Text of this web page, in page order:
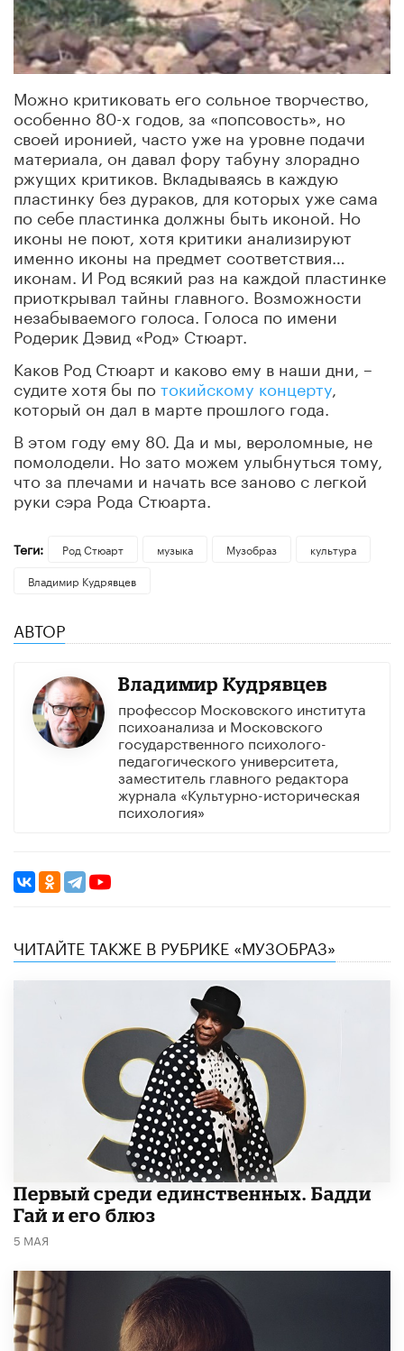
Можно критиковать его сольное творчество,
особенно 80-х годов, за «попсовость», но
своей иронией, часто уже на уровне подачи
материала, он давал фору табуну злорадно
ржущих критиков. Вкладываясь в каждую
пластинку без дураков, для которых уже сама
по себе пластинка должны быть иконой. Но
иконы не поют, хотя критики анализируют
именно иконы на предмет соответствия…
иконам. И Род всякий раз на каждой пластинке
приоткрывал тайны главного. Возможности
незабываемого голоса. Голоса по имени
Родерик Дэвид «Род» Стюарт.
Каков Род Стюарт и каково ему в наши дни, –
судите хотя бы потокийскому концерту
который он дал в марте прошлого года.
В этом году ему 80. Да и мы, вероломные, не
помолодели. Но зато можем улыбнуться тому,
что за плечами и начать все заново с легкой
руки сэра Рода Стюарта.
Теги: Род Стюарт музыка Музобраз
культура
Владимир Кудрявцев
АВТОР
Владимир Кудрявцев
профессор Московского института
психоанализа и Московского
государственного психолого-
педагогического университета,
заместитель главного редактора
журнала «Культурно-историческая
психология»
ЧИТАЙТЕ ТАКЖЕ В РУБРИКЕ «МУЗОБРАЗ»
Первый среди единственных. Бадди
Гай и его блюз
5 МАЯ